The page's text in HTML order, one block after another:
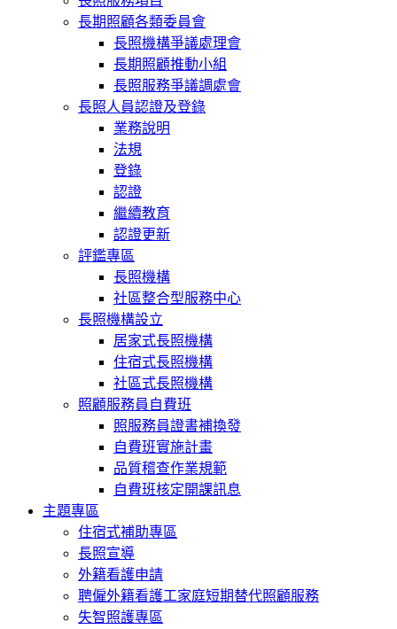
長期照顧各類委員會
長照機構爭議處理會
長期照顧推動小組
長照服務爭議調處會
長照人員認證及登錄
業務說明
法規
登錄
認證
繼續教育
認證更新
評鑑專區
長照機構
社區整合型服務中心
長照機構設立
居家式長照機構
住宿式長照機構
社區式長照機構
照顧服務員自費班
照服務員證書補換發
自費班實施計畫
品質稽查作業規範
自費班核定開課訊息
主題專區
住宿式補助專區
長照宣導
外籍看護申請
聘僱外籍看護工家庭短期替代照顧服務
失智照護專區